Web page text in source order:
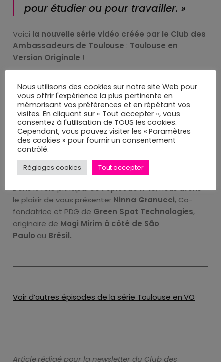
pour étudier ou pour travailler. »
Voici la nouvelle série vidéo créée par le Club des
Ambassadeurs de Toulouse : Toulouse en
Version Originale !
étrangèreexprime son attachement à la Ville
Rosedans sa langue maternelle, sous-titrée en
français.
Entre autres questions : pourquoi Toulouse ? Quelle
image en avait-il avant de venir ? En quoi est-il
devenu un vrai toulousain ?
Dans le rôle principal del’épisode n°18, nous avons
le plaisir de vous présenter Ninna Granucci, Co-
fondatrice et PDG de Green Spot Technologies,
originaire de Mogi Mirim à côté de São
Paulo au Brésil.
Voir d’autres épisodes de la série Toulouse en VO
Article rédigé pour la newsletter du Club des
Nous utilisons des cookies sur notre site Web pour
vous offrir l'expérience la plus pertinente en
mémorisant vos préférences et en répétant vos
visites. En cliquant sur « Tout accepter », vous
consentez à l'utilisation de TOUS les cookies.
Cependant, vous pouvez visiter les « Paramètres
des cookies » pour fournir un consentement
contrôlé.
Réglages cookies Tout accepter